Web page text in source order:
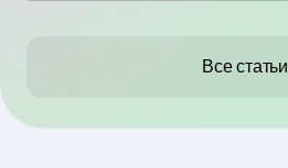
Все статьи